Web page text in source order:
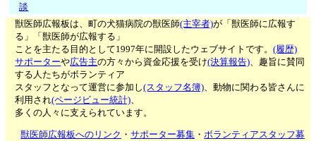
談
獣医師広報板は、町の犬猫病院の獣医師(主宰者)が「獣医師に広報す
る」「獣医師が広報する」
ことを主たる目的として1997年に開設したウェブサイトです。(履歴)
サポーターや広告主の方々から資金応援を受け(決算報告)、趣旨に賛同
する人たちがボランティア
スタッフとなって運営に参加し(スタッフ名簿)、動物に関わる皆さんに
利用され(ページビュー統計)、
多くの人々に支えられています。
獣医師広報板へのリンク ・サポーター募集 ・ボランティアスタッフ募